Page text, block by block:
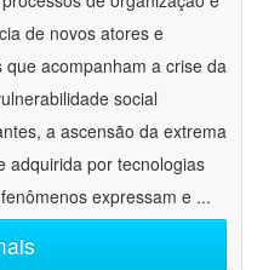
de novos atores e
acompanham a crise da
social
a ascensão da extrema
adquirida por tecnologias
expressam e ...